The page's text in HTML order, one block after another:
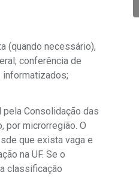
(quando necessário),
conferência de
Consolidação das
por microrregião. O
que exista vaga e
na UF. Se o
classificação